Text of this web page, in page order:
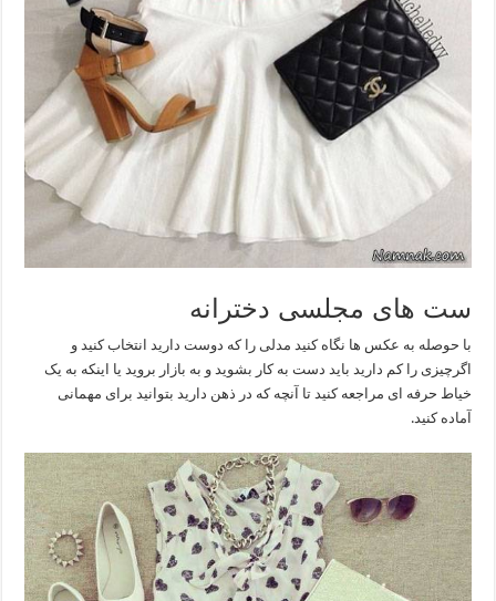
ست های مجلسی دخترانه
با حوصله به عکس ها نگاه کنید مدلی را که دوست دارید انتخاب کنید و
اگرچیزی را کم دارید باید دست به کار بشوید و به بازار بروید یا اینکه به یک
خیاط حرفه ای مراجعه کنید تا آنچه که در ذهن دارید بتوانید برای مهمانی
آماده کنید.